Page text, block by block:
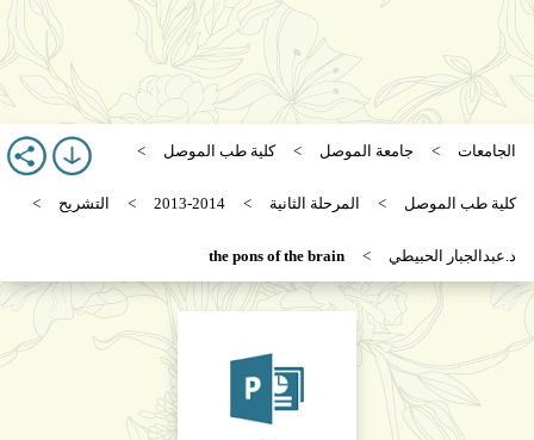
الجامعات جامعة الموصل كلية طب الموصل
كلية طب الموصل المرحلة الثانية 2013-2014 التشريح
د.عبدالجبار الحبيطي the pons of the brain